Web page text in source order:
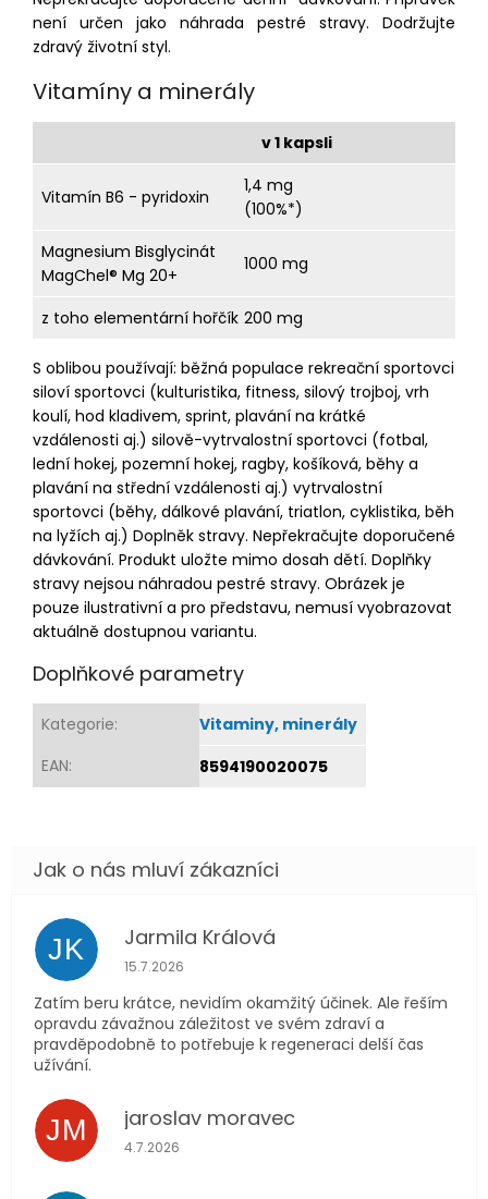
není určen jako náhrada pestré stravy. Dodržujte
zdravý životní styl.
Vitamíny a minerály
v 1 kapsli
Vitamín B6 - pyridoxin
1,4 mg
(100%*)
Magnesium Bisglycinát
MagChel® Mg 20+
1000 mg
z toho elementární hořčík 200 mg
S oblibou používají: běžná populace rekreační sportovci
siloví sportovci (kulturistika, fitness, silový trojboj, vrh
koulí, hod kladivem, sprint, plavání na krátké
vzdálenosti aj.) silově-vytrvalostní sportovci (fotbal,
lední hokej, pozemní hokej, ragby, košíková, běhy a
plavání na střední vzdálenosti aj.) vytrvalostní
sportovci (běhy, dálkové plavání, triatlon, cyklistika, běh
na lyžích aj.) Doplněk stravy. Nepřekračujte doporučené
dávkování. Produkt uložte mimo dosah dětí. Doplňky
stravy nejsou náhradou pestré stravy. Obrázek je
pouze ilustrativní a pro představu, nemusí vyobrazovat
aktuálně dostupnou variantu.
Doplňkové parametry
Kategorie:
Vitaminy, minerály
EAN: 8594190020075
JK Jarmila Králová
Hodnocení obchodu je 5 z 5 hvězdiček.
15.7.2026
Zatím beru krátce, nevidím okamžitý účinek. Ale řeším
opravdu závažnou záležitost ve svém zdraví a
pravděpodobně to potřebuje k regeneraci delší čas
užívání.
JM jaroslav moravec
Hodnocení obchodu je 5 z 5 hvězdiček.
4.7.2026